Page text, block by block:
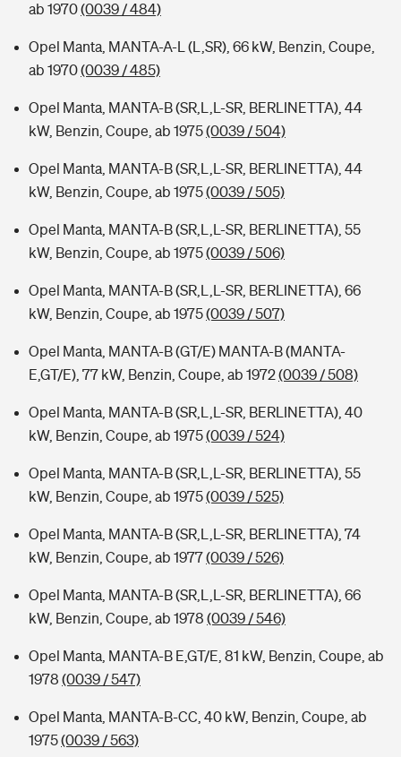
ab 1970(0039 / 484)
Opel Manta, MANTA-A-L (L,SR), 66 kW, Benzin, Coupe,
ab 1970(0039 / 485)
Opel Manta, MANTA-B (SR,L,L-SR, BERLINETTA), 44
kW, Benzin, Coupe, ab 1975(0039 / 504)
Opel Manta, MANTA-B (SR,L,L-SR, BERLINETTA), 44
kW, Benzin, Coupe, ab 1975(0039 / 505)
Opel Manta, MANTA-B (SR,L,L-SR, BERLINETTA), 55
kW, Benzin, Coupe, ab 1975(0039 / 506)
Opel Manta, MANTA-B (SR,L,L-SR, BERLINETTA), 66
kW, Benzin, Coupe, ab 1975(0039 / 507)
Opel Manta, MANTA-B (GT/E) MANTA-B (MANTA-
E,GT/E), 77 kW, Benzin, Coupe, ab 1972(0039 / 508)
Opel Manta, MANTA-B (SR,L,L-SR, BERLINETTA), 40
kW, Benzin, Coupe, ab 1975(0039 / 524)
Opel Manta, MANTA-B (SR,L,L-SR, BERLINETTA), 55
kW, Benzin, Coupe, ab 1975(0039 / 525)
Opel Manta, MANTA-B (SR,L,L-SR, BERLINETTA), 74
kW, Benzin, Coupe, ab 1977(0039 / 526)
Opel Manta, MANTA-B (SR,L,L-SR, BERLINETTA), 66
kW, Benzin, Coupe, ab 1978 (0039 / 546)
Opel Manta, MANTA-B E,GT/E, 81 kW, Benzin, Coupe, ab
1978 (0039 / 547)
Opel Manta, MANTA-B-CC, 40 kW, Benzin, Coupe, ab
1975(0039 / 563)